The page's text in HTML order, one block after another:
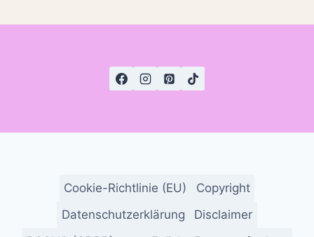
Cookie-Richtlinie (EU)
Copyright
Datenschutzerklärung
Disclaimer